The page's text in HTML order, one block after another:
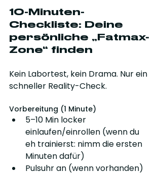
10-Minuten-
Checkliste: Deine
persönliche „Fatmax-
Zone“ finden
Kein Labortest, kein Drama. Nur ein
schneller Reality-Check.
Vorbereitung (1 Minute)
5–10 Min locker
einlaufen/einrollen (wenn du
eh trainierst: nimm die ersten
Minuten dafür)
Pulsuhr an (wenn vorhanden)